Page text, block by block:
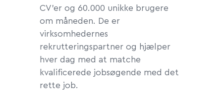
CV’er og 60.000 unikke brugere
om måneden. De er
virksomhedernes
rekrutteringspartner og hjælper
hver dag med at matche
kvalificerede jobsøgende med det
rette job.